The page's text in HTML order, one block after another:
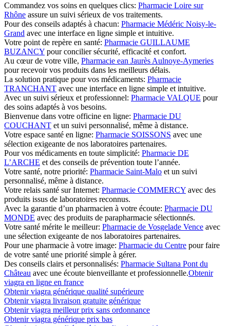
Commandez vos soins en quelques clics: Pharmacie Loire sur
Rhône assure un suivi sérieux de vos traitements.
Pour des conseils adaptés à chacun: Pharmacie Médéric Noisy-le-
Grand avec une interface en ligne simple et intuitive.
Votre point de repère en santé: Pharmacie GUILLAUME
BUZANCY pour concilier sécurité, efficacité et confort.
Au cœur de votre ville, Pharmacie ean Jaurès Aulnoye-Aymeries
pour recevoir vos produits dans les meilleurs délais.
La solution pratique pour vos médicaments: Pharmacie
TRANCHANT avec une interface en ligne simple et intuitive.
Avec un suivi sérieux et professionnel: Pharmacie VALQUE pour
des soins adaptés à vos besoins.
Bienvenue dans votre officine en ligne: Pharmacie DU
COUCHANT et un suivi personnalisé, même à distance.
Votre espace santé en ligne: Pharmacie SOISSONS avec une
sélection exigeante de nos laboratoires partenaires.
Pour vos médicaments en toute simplicité: Pharmacie DE
L’ARCHE et des conseils de prévention toute l’année.
Votre santé, notre priorité: Pharmacie Saint-Malo et un suivi
personnalisé, même à distance.
Votre relais santé sur Internet: Pharmacie COMMERCY avec des
produits issus de laboratoires reconnus.
Avec la garantie d’un pharmacien à votre écoute: Pharmacie DU
MONDE avec des produits de parapharmacie sélectionnés.
Votre santé mérite le meilleur: Pharmacie de Vosgelade Vence avec
une sélection exigeante de nos laboratoires partenaires.
Pour une pharmacie à votre image: Pharmacie du Centre pour faire
de votre santé une priorité simple à gérer.
Des conseils clairs et personnalisés: Pharmacie Sultana Pont du
Château avec une écoute bienveillante et professionnelle.Obtenir
viagra en ligne en france
Obtenir viagra générique qualité supérieure
Obtenir viagra livraison gratuite générique
Obtenir viagra meilleur prix sans ordonnance
Obtenir viagra générique prix bas